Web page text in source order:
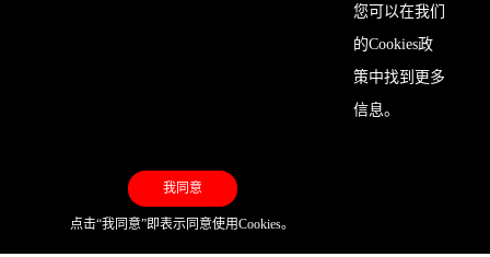
您可以在我们
的Cookies政
策中找到更多
信息。
我同意
点击“我同意”即表示同意使用Cookies。